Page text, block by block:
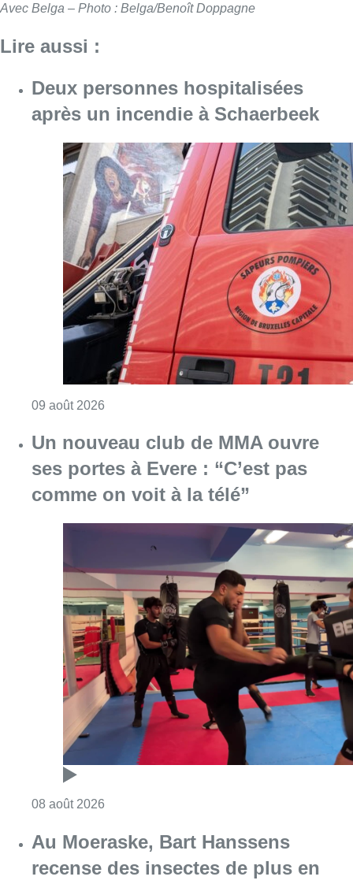
Avec Belga – Photo : Belga/Benoît Doppagne
Lire aussi :
Deux personnes hospitalisées
après un incendie à Schaerbeek
09 août 2026
Un nouveau club de MMA ouvre
ses portes à Evere : “C’est pas
comme on voit à la télé”
08 août 2026
Au Moeraske, Bart Hanssens
recense des insectes de plus en